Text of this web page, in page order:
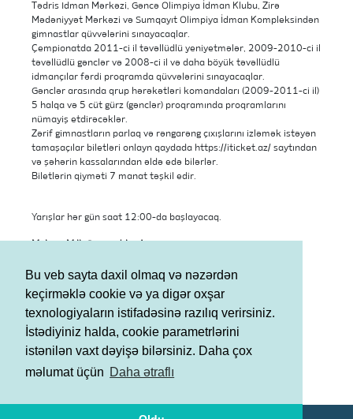
Bu veb sayta daxil olmaq və nəzərdən
keçirməklə cookie və ya digər oxşar
texnologiyaların istifadəsinə razılıq verirsiniz.
İstədiyiniz halda, cookie parametrlərini
istənilən vaxt dəyişə bilərsiniz. Daha çox
məlumat üçün Daha ətraflı
Tədris Idman Mərkəzi, Gəncə Olimpiya İdman Klubu, Zirə
Mədəniyyət Mərkəzi və Sumqayıt Olimpiya İdman Kompleksindən
gimnastlar qüvvələrini sınayacaqlar.
Çempionatda 2011-ci il təvəllüdlü yeniyetmələr, 2009-2010-ci il
təvəllüdlü gənclər və 2008-ci il və daha böyük təvəllüdlü
idmançılar fərdi proqramda qüvvələrini sınayacaqlar.
Gənclər arasında qrup hərəkətləri komandaları (2009-2011-ci il)
5 halqa və 5 cüt gürz (gənclər) proqramında proqramlarını
nümayiş etdirəcəklər.
Zərif gimnastların parlaq və rəngarəng çıxışlarını izləmək istəyən
tamaşaçılar biletləri onlayn qaydada https://iticket.az/ saytından
və şəhərin kassalarından əldə edə bilərlər.
Biletlərin qiyməti 7 manat təşkil edir.
Yarışlar hər gün saat 12:00-da başlayacaq.
Ünvan: Bakı, H.Əliyev pr., 178
Keçid: “Koroğlu” metro stansiyası